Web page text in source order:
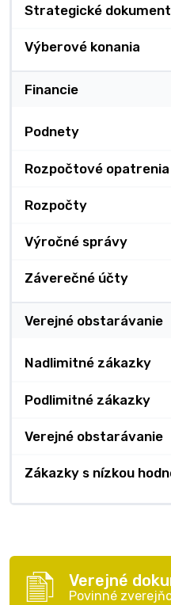
Strategické
Výberové konania
Financie
Podnety
Rozpočtové opatrenia
Rozpočty
Výročné správy
Záverečné účty
Verejné obstarávanie
Nadlimitné zákazky
Podlimitné zákazky
Verejné obstarávanie
Zákazky s nízkou
Verejné
Povinné